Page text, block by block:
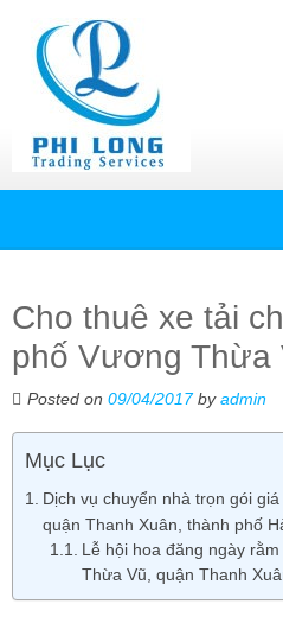
Cho thuê xe tải
phố Vương Thừa
Posted on 09/04/2017byadmin
Mục Lục
Dịch vụ chuyển nhà trọn gói
quận Thanh Xuân, thành phố
Lễ hội hoa đăng ngày
Thừa Vũ, quận Thanh